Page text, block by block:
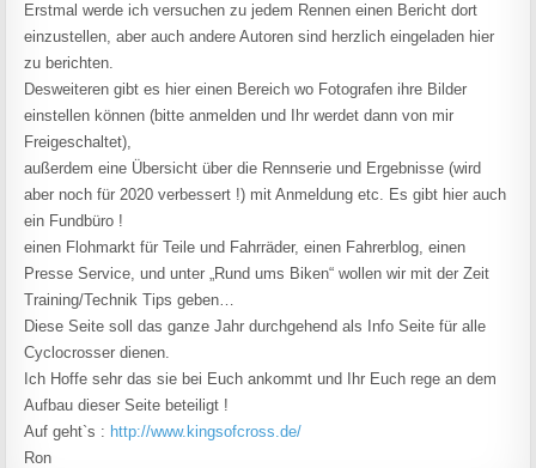
Erstmal werde ich versuchen zu jedem Rennen einen Bericht dort
einzustellen, aber auch andere Autoren sind herzlich eingeladen hier
zu berichten.
Desweiteren gibt es hier einen Bereich wo Fotografen ihre Bilder
einstellen können (bitte anmelden und Ihr werdet dann von mir
Freigeschaltet),
außerdem eine Übersicht über die Rennserie und Ergebnisse (wird
aber noch für 2020 verbessert !) mit Anmeldung etc. Es gibt hier auch
ein Fundbüro !
einen Flohmarkt für Teile und Fahrräder, einen Fahrerblog, einen
Presse Service, und unter „Rund ums Biken“ wollen wir mit der Zeit
Training/Technik Tips geben…
Diese Seite soll das ganze Jahr durchgehend als Info Seite für alle
Cyclocrosser dienen.
Ich Hoffe sehr das sie bei Euch ankommt und Ihr Euch rege an dem
Aufbau dieser Seite beteiligt !
Auf geht`s : http://www.kingsofcross.de/
Ron